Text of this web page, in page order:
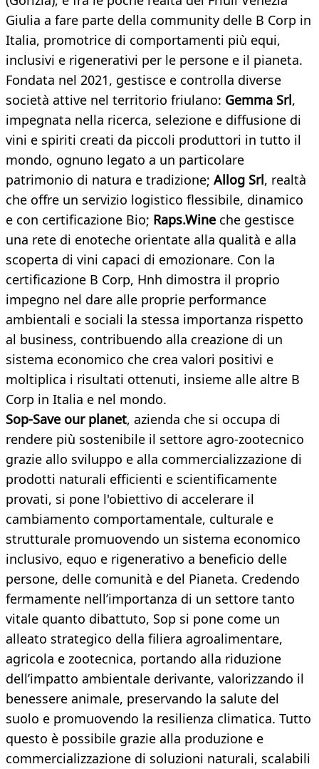
Giulia a fare parte della community delle B Corp in
Italia, promotrice di comportamenti più equi,
inclusivi e rigenerativi per le persone e il pianeta.
Fondata nel 2021, gestisce e controlla diverse
società attive nel territorio friulano: Gemma Srl,
impegnata nella ricerca, selezione e diffusione di
vini e spiriti creati da piccoli produttori in tutto il
mondo, ognuno legato a un particolare
patrimonio di natura e tradizione; Allog Srl, realtà
che offre un servizio logistico flessibile, dinamico
e con certificazione Bio; Raps.Wine che gestisce
una rete di enoteche orientate alla qualità e alla
scoperta di vini capaci di emozionare. Con la
certificazione B Corp, Hnh dimostra il proprio
impegno nel dare alle proprie performance
ambientali e sociali la stessa importanza rispetto
al business, contribuendo alla creazione di un
sistema economico che crea valori positivi e
moltiplica i risultati ottenuti, insieme alle altre B
Corp in Italia e nel mondo.
Sop-Save our planet, azienda che si occupa di
rendere più sostenibile il settore agro-zootecnico
grazie allo sviluppo e alla commercializzazione di
prodotti naturali efficienti e scientificamente
provati, si pone l'obiettivo di accelerare il
cambiamento comportamentale, culturale e
strutturale promuovendo un sistema economico
inclusivo, equo e rigenerativo a beneficio delle
persone, delle comunità e del Pianeta. Credendo
fermamente nell’importanza di un settore tanto
vitale quanto dibattuto, Sop si pone come un
alleato strategico della filiera agroalimentare,
agricola e zootecnica, portando alla riduzione
dell’impatto ambientale derivante, valorizzando il
benessere animale, preservando la salute del
suolo e promuovendo la resilienza climatica. Tutto
questo è possibile grazie alla produzione e
commercializzazione di soluzioni naturali, scalabili